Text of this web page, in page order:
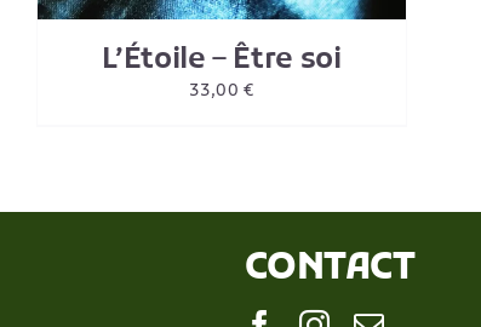
L’Étoile – Être soi
33,00€
CONTACT